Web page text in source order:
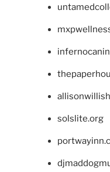
solslite.org